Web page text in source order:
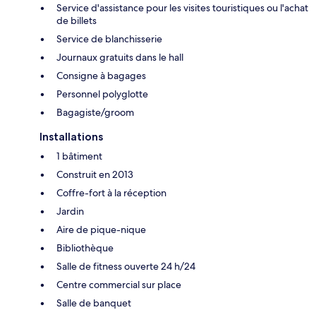
Service d'assistance pour les visites touristiques ou l'achat
de billets
Service de blanchisserie
Journaux gratuits dans le hall
Consigne à bagages
Personnel polyglotte
Bagagiste/groom
Installations
1 bâtiment
Construit en 2013
Coffre-fort à la réception
Jardin
Aire de pique-nique
Bibliothèque
Salle de fitness ouverte 24 h/24
Centre commercial sur place
Salle de banquet